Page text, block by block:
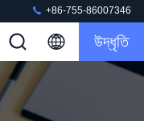
+86-755-86007346
উদ্ধৃতি